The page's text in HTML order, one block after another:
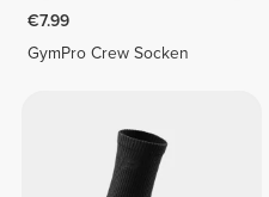
€7.99
GymPro Crew Socken